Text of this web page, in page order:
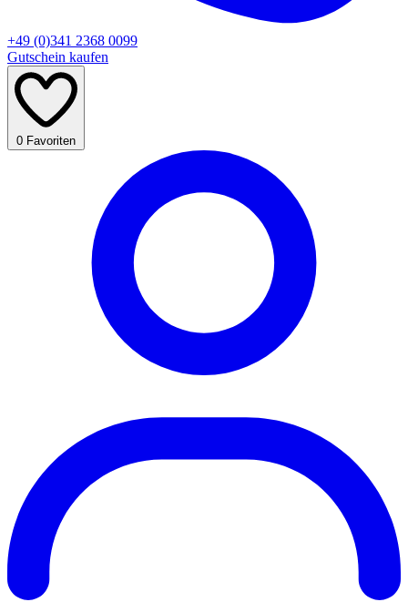
+49 (0)341 2368 0099
Gutschein kaufen
0 Favoriten